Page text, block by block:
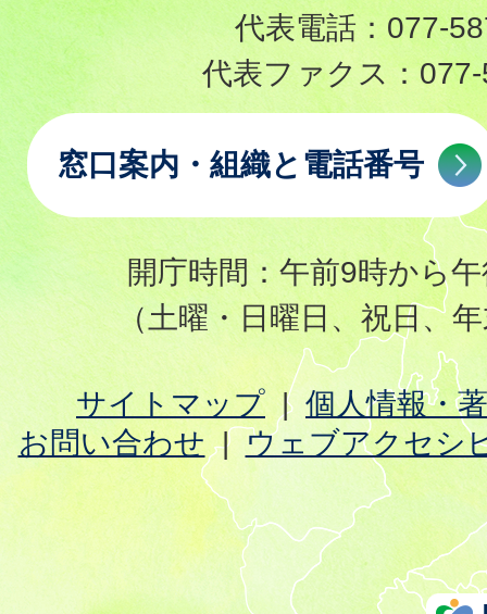
代表電話： 077-
代表ファクス：
窓口案内・組織と電話番号
開庁時間：午前9時から
（土曜・日曜日、祝日、
サイトマップ
個人情報・
お問い合わせ
ウェブアクセシ